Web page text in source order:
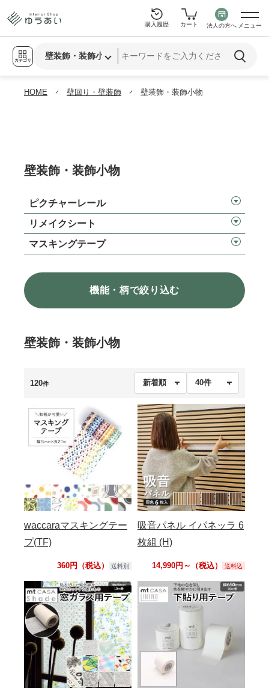
カテゴリ
購入履歴 カート 法人の方へ メニュー
HOME 壁回り・壁装飾 壁装飾・装飾小物
壁装飾・装飾小物
ピクチャーレール
リメイクシート
マスキングテープ
機能・柄で絞り込む
壁装飾・装飾小物
120件
waccaraマスキングテー
プ(TF)
360円（税込） 送料別
吸音パネル イパネッラ 6
枚組 (H)
14,990円～（税込） 送料込